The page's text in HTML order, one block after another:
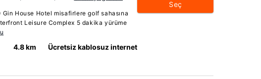
House Hotel misafirlere golf sahasına
Leisure Complex 5 dakika yürüme
4.8 km Ücretsiz kablosuz internet
Seç